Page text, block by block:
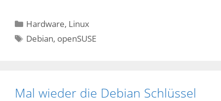
Kategorien
Hardware, Linux
Schlagwörter
Debian, openSUSE
Mal wieder die Debian Schlüssel